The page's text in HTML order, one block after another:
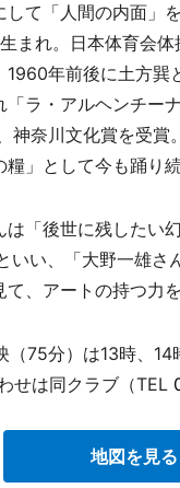
て「人間の内面」
まれ。日本体育会
年前後に土方
ラ・アルヘンチー
神奈川文化賞を受
」として今も踊り続
「後世に残したい
いい、「大野一雄
、アートの持つ力
75分）は13時、
せは同クラブ（TEL
地図を見る